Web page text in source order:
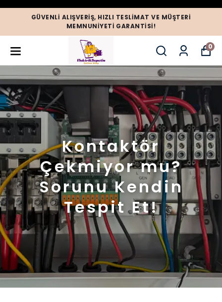
GÜVENLI ALIŞVERIŞ, HIZLI TESLIMAT VE MÜŞTERI
MEMNUNIYETI GARANTISI!
0
Kontaktör
Çekmiyor mu?
Sorunu Kendin
Tespit Et!